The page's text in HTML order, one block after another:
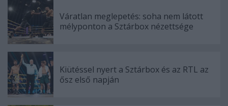
Váratlan meglepetés: soha nem látott
mélyponton a Sztárbox nézettsége
Kiütéssel nyert a Sztárbox és az RTL az
ősz első napján